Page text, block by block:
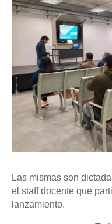
Las mismas son
el staff docente que
lanzamiento.